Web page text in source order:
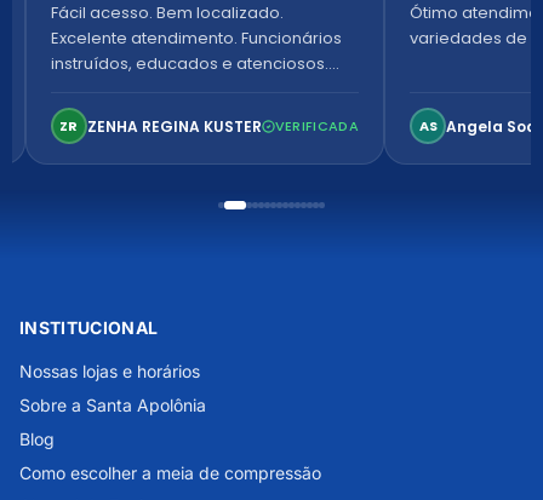
Fácil acesso. Bem localizado.
Excelente atendimento. Funcionários
instruídos, educados e atenciosos.
confortável. Perfeito!
ZR ZENHA REGINA KUSTER VERIFICADA
Ótimo
variedades de
AS Angela
INSTITUCIONAL
Nossas lojas e horários
Sobre a Santa Apolônia
Blog
Como escolher a meia de compressão